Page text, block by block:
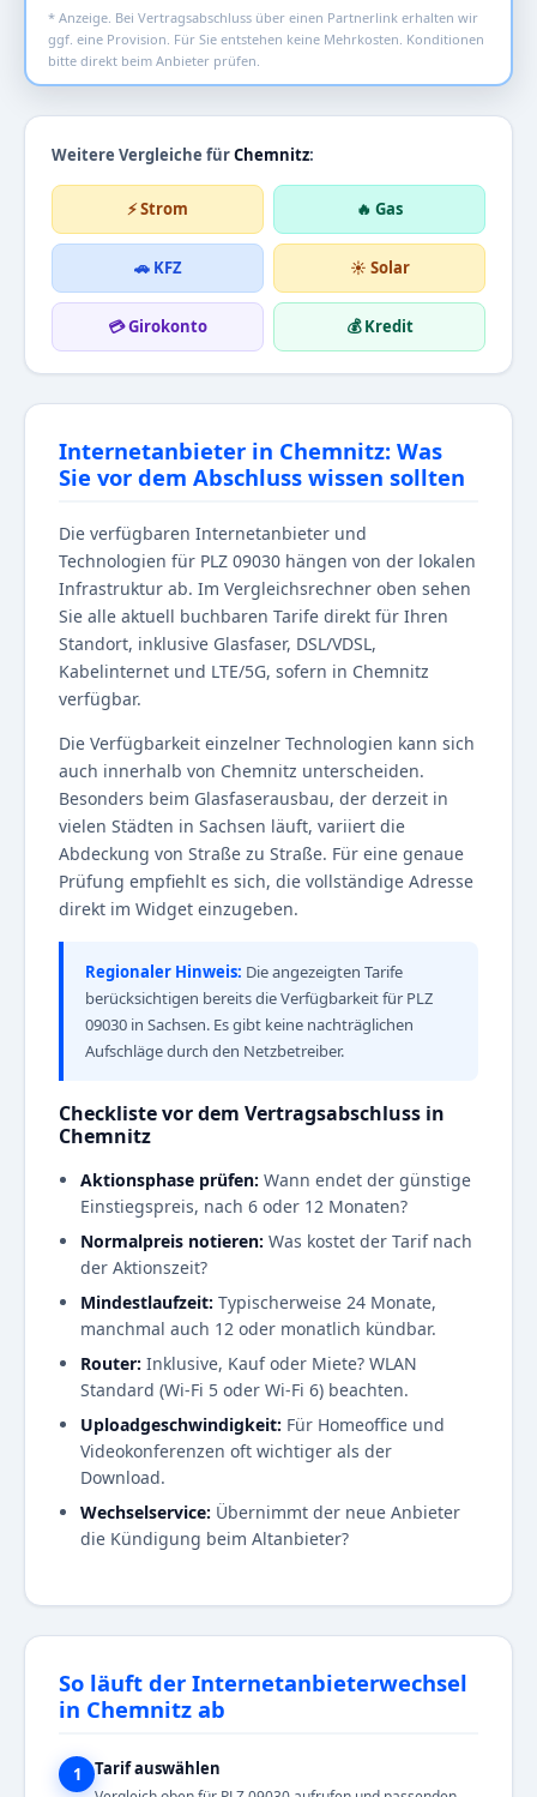
* Anzeige. Bei Vertragsabschluss über einen Partnerlink erhalten wir
ggf. eine Provision. Für Sie entstehen keine Mehrkosten. Konditionen
bitte direkt beim Anbieter prüfen.
Weitere Vergleiche fürChemnitz:
⚡ Strom 🔥 Gas
🚗 KFZ ☀️ Solar
💳 Girokonto 💰 Kredit
Internetanbieter in Chemnitz: Was
Sie vor dem Abschluss wissen sollten
Die verfügbaren Internetanbieter und
Technologien für PLZ 09030 hängen von der lokalen
Infrastruktur ab. Im Vergleichsrechner oben sehen
Sie alle aktuell buchbaren Tarife direkt für Ihren
Standort, inklusive Glasfaser, DSL/VDSL,
Kabelinternet und LTE/5G, sofern in Chemnitz
verfügbar.
Die Verfügbarkeit einzelner Technologien kann sich
auch innerhalb von Chemnitz unterscheiden.
Besonders beim Glasfaserausbau, der derzeit in
vielen Städten in Sachsen läuft, variiert die
Abdeckung von Straße zu Straße. Für eine genaue
Prüfung empfiehlt es sich, die vollständige Adresse
direkt im Widget einzugeben.
Regionaler Hinweis: Die angezeigten Tarife
berücksichtigen bereits die Verfügbarkeit für PLZ
09030 in Sachsen. Es gibt keine nachträglichen
Aufschläge durch den Netzbetreiber.
Checkliste vor dem Vertragsabschluss in
Chemnitz
Aktionsphase prüfen: Wann endet der günstige
Einstiegspreis, nach 6 oder 12 Monaten?
Normalpreis notieren: Was kostet der Tarif nach
der Aktionszeit?
Mindestlaufzeit: Typischerweise 24 Monate,
manchmal auch 12 oder monatlich kündbar.
Router: Inklusive, Kauf oder Miete? WLAN
Standard (Wi-Fi 5 oder Wi-Fi 6) beachten.
Uploadgeschwindigkeit: Für Homeoffice und
Videokonferenzen oft wichtiger als der
Download.
Wechselservice: Übernimmt der neue Anbieter
die Kündigung beim Altanbieter?
So läuft der Internetanbieterwechsel
in Chemnitz ab
1 Tarif auswählen